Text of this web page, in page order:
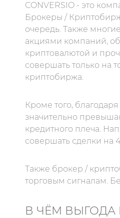
CONVERSIO - это
Брокеры /
очередь. Также
акциями компаний,
криптовалютой и
совершать только на
криптобиржа.
Кроме того,
значительно
кредитного плеча.
совершать сделки на
Также брокер /
торговым сигналам.
В ЧЁМ ВЫГОДА